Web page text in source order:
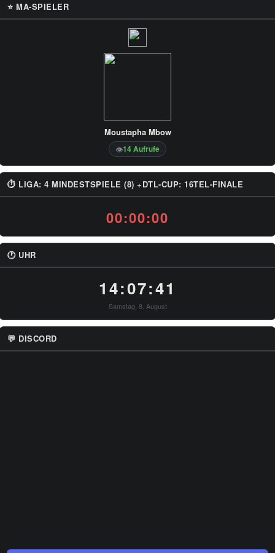
⭐ MA-SPIELER
Moustapha Mbow
👁14 Aufrufe
⏱ LIGA: 4 MINDESTSPIELE (8) +DTL-CUP: 16TEL-FINALE
00:00:00
🕐 UHR
14:07:41
Samstag, 8. August
💬 DISCORD